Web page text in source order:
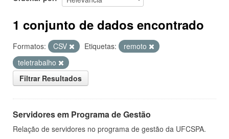
1 conjunto de dados encontrado
Formatos: CSV Etiquetas:
remoto
teletrabalho
Filtrar Resultados
Servidores em Programa de Gestão
Relação de servidores no programa de gestão da UFCSPA.